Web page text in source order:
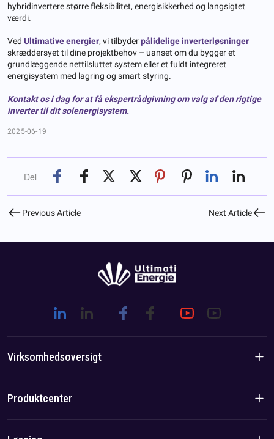
hybridinvertere større fleksibilitet, energisikkerhed og langsigtet
værdi.
Ved Ultimative energier, vi tilbyderpålidelige inverterløsninger
skræddersyet til dine projektbehov – uanset om du bygger et
grundlæggende nettilsluttet system eller et fuldt integreret
energisystem med lagring og smart styring.
Kontakt os i dag for at få ekspertrådgivning om valg af den rigtige
inverter til dit solenergisystem.
2025-06-19
Del
Previous Article Next Article
Virksomhedsoversigt
Virksomhedsintroduktion
Produktcenter
Boligprodukter